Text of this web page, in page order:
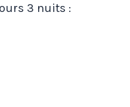
3 nuits :